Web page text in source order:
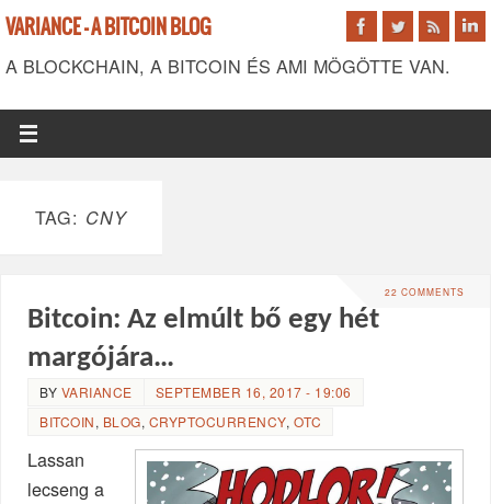
VARIANCE - A BITCOIN BLOG
A BLOCKCHAIN, A BITCOIN ÉS AMI MÖGÖTTE VAN.
TAG: CNY
22 COMMENTS
Bitcoin: Az elmúlt bő egy hét
margójára…
BY VARIANCE
SEPTEMBER 16, 2017 - 19:06
BITCOIN, BLOG, CRYPTOCURRENCY, OTC
Lassan
lecseng a